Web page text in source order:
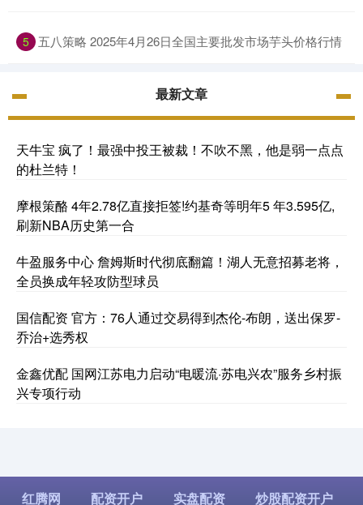
5 五八策略 2025年4月26日全国主要批发市场芋头价格行情
最新文章
天牛宝 疯了！最强中投王被裁！不吹不黑，他是弱一点点
的杜兰特！
摩根策酪 4年2.78亿直接拒签!约基奇等明年5 年3.595亿,
刷新NBA历史第一合
牛盈服务中心 詹姆斯时代彻底翻篇！湖人无意招募老将，
全员换成年轻攻防型球员
国信配资 官方：76人通过交易得到杰伦-布朗，送出保罗-
乔治+选秀权
金鑫优配 国网江苏电力启动“电暖流·苏电兴农”服务乡村振
兴专项行动
红腾网 配资开户 实盘配资 炒股配资开户